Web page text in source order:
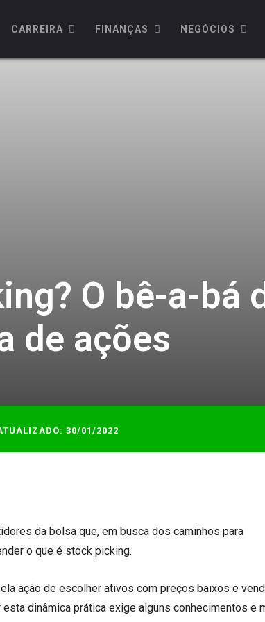
CARREIRA FINANÇAS NEGÓCIOS
O bê-a-bá
de ações
30/01/2022
da bolsa que, em busca dos caminhos para
o que é stock picking.
ação de escolher ativos com preços baixos e
dinâmica prática exige alguns conhecimentos e